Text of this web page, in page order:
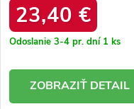
/ FY2125-3 ZEBRA
23,40 €
Odoslanie 3-4 pr. dní 1 ks
DETAIL